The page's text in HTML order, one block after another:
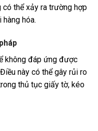
có thể xảy ra trường hợp
hóa.
không đáp ứng được
này có thể gây rủi ro
thủ tục giấy tờ, kéo